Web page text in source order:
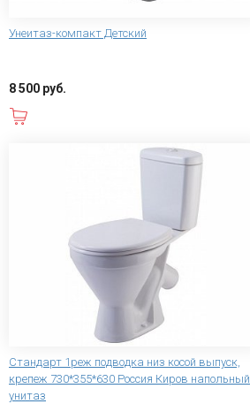
Унеитаз-компакт Детский
8 500 руб.
Стандарт 1реж подводка низ косой выпуск,
крепеж 730*355*630 Россия Киров напольный
унитаз